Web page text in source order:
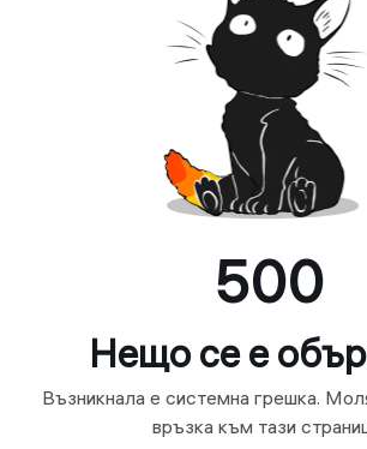
500
Нещо се е
Възникнала е системна грешка.
връзка към тази